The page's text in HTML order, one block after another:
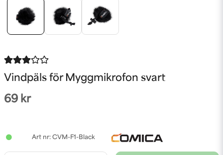
Vindpäls för Myggmikrofon svart
69 kr
CVM-F1-Black